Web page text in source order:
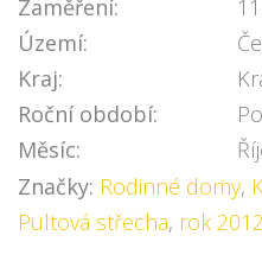
Zaměření:
Území:
Kraj:
Roční období:
Měsíc:
Značky: Rodinné domy,
Pultová střecha, rok 2012